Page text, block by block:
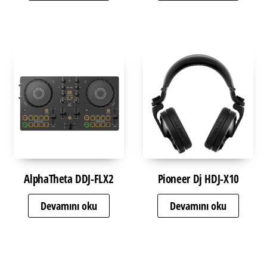
AlphaTheta DDJ-FLX2
Devamını oku
Pioneer Dj HDJ-X10
Devamını oku